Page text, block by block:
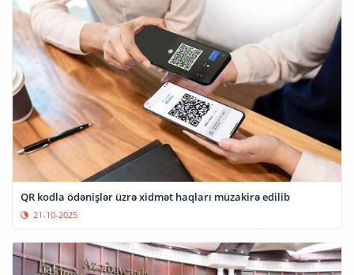
QR kodla ödənişlər üzrə xidmət haqları müzakirə edilib
21-10-2025